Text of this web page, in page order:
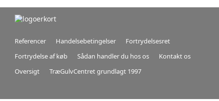
Referencer Handelsebetingelser
Fortrydelsesret
Fortrydelse af køb
Sådan handler du hos os
Kontakt os
Oversigt
TræGulvCentret grundlagt 1997